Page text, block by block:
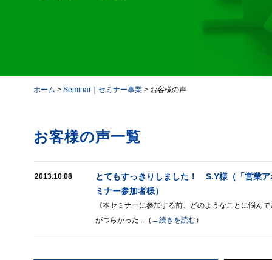
ホーム > Seminar｜セミナー事業 > お客様の声
お客様の声一覧
2013.10.08
とてもすっきりしました！ S.Y様（「営業
ミナー参加者様）
《本セミナーに参加する前、どのようなことに悩ん
がつらかった...（ →続きを読む）